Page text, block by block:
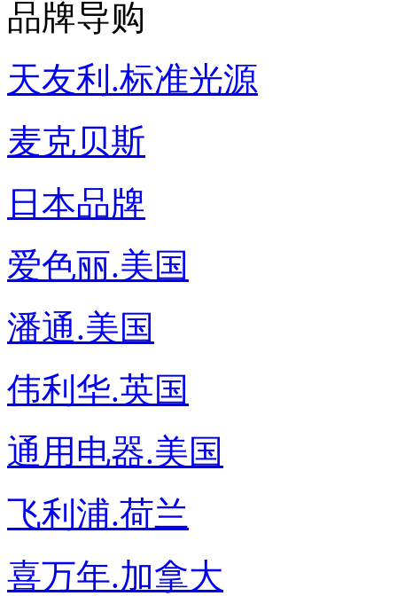
品牌导购
天友利.标准光源
麦克贝斯
日本品牌
爱色丽.美国
潘通.美国
伟利华.英国
通用电器.美国
飞利浦.荷兰
喜万年.加拿大